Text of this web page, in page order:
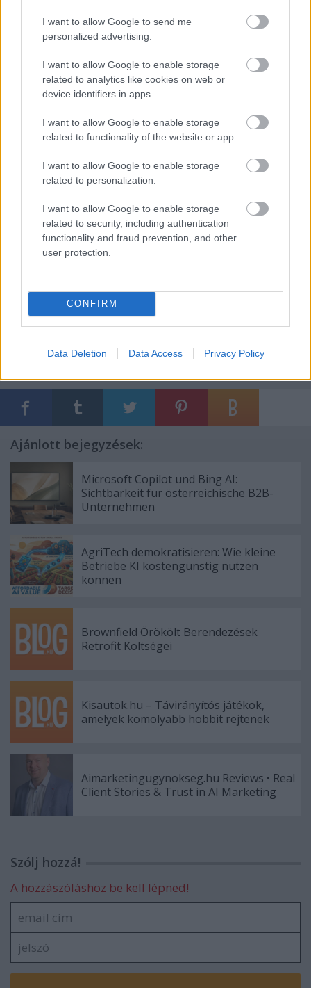
I want to allow Google to send me
personalized advertising.
I want to allow Google to enable storage
related to analytics like cookies on web or
device identifiers in apps.
I want to allow Google to enable storage
related to functionality of the website or app.
I want to allow Google to enable storage
related to personalization.
I want to allow Google to enable storage
related to security, including authentication
functionality and fraud prevention, and other
user protection.
CONFIRM
Data Deletion Data Access Privacy Policy
le premier site.
vous assurer que vous êtes toujours en sécurité.
Comme vous payez probablement avec une carte de
crédit, vous ne voulez pas que votre numéro de carte
de crédit tombe entre de mauvaises mains. Vous
pouvez minimiser ce risque en vous assurant que
tout site web sur lequel vous faites des achats
commence par https:// plutôt que par http://. En
outre, vous ne devriez jamais envoyer d'informations
personnelles par courrier électronique.
Vous connaissez maintenant les avantages du
shopping en ligne. Ces conseils vous apporteront
tout ce que vous attendiez du shopping en ligne.
Címkék:Toutes les meilleures affaires sont à portée de main
Ajánlott bejegyzések:
Microsoft Copilot und Bing AI:
Sichtbarkeit für österreichische B2B-
Unternehmen
AgriTech demokratisieren: Wie kleine
Betriebe KI kostengünstig nutzen
können
Brownfield Örökölt Berendezések
Retrofit Költségei
Kisautok.hu – Távirányítós játékok,
amelyek komolyabb hobbit rejtenek
Aimarketingugynokseg.hu Reviews • Real
Client Stories & Trust in AI Marketing
Szólj hozzá!
A hozzászóláshoz be kell lépned!